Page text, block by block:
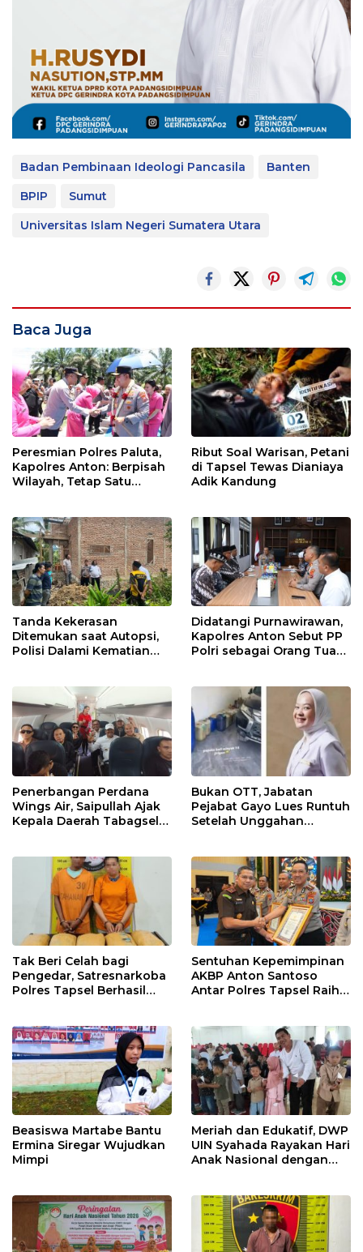
Badan Pembinaan Ideologi Pancasila
Banten
BPIP
Sumut
Universitas Islam Negeri Sumatera Utara
Baca Juga
Peresmian Polres Paluta,
Kapolres Anton: Berpisah
Wilayah, Tetap Satu
Ribut Soal Warisan, Petani
di Tapsel Tewas Dianiaya
Adik Kandung
Tanda Kekerasan
Ditemukan saat Autopsi,
Polisi Dalami Kematian
Didatangi Purnawirawan,
Kapolres Anton Sebut PP
Polri sebagai Orang Tua
Penerbangan Perdana
Wings Air, Saipullah Ajak
Kepala Daerah Tabagsel
Bukan OTT, Jabatan
Pejabat Gayo Lues Runtuh
Setelah Unggahan
Tak Beri Celah bagi
Pengedar, Satresnarkoba
Polres Tapsel Berhasil
Sentuhan Kepemimpinan
AKBP Anton Santoso
Antar Polres Tapsel Raih
Beasiswa Martabe Bantu
Ermina Siregar Wujudkan
Mimpi
Meriah dan Edukatif, DWP
UIN Syahada Rayakan Hari
Anak Nasional dengan